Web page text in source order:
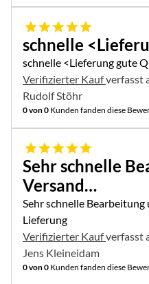
5 von 5
schnelle
schnelle <Lieferung gute
Verifizierter Kaufverfasst
Rudolf Stöhr
0 von 0 Kunden fanden diese
5 von 5
Sehr schnelle
Versand…
Sehr schnelle
Lieferung
Verifizierter Kaufverfasst
Jens Kleineidam
0 von 0 Kunden fanden diese